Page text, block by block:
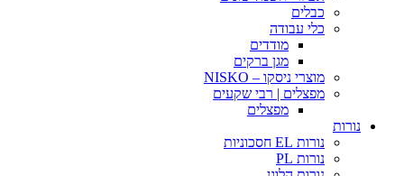
כבלים
כלי עבודה
מודדים
מגן ברקים
מוצרי ניסקו – NISKO
מפצלים | רבי שקעים
מפצלים
נורות
נורות EL חסכוניות
נורות PL